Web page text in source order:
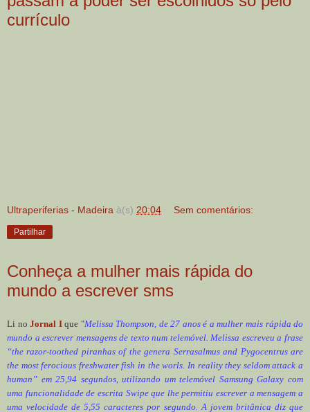
currículo
Ultraperiferias - Madeira à(s) 20:04 Sem comentários:
Partilhar
Conheça a mulher mais rápida do
mundo a escrever sms
Li noJornal Ique "Melissa Thompson, de 27 anos é a mulher mais rápida do
mundo a escrever mensagens de texto num telemóvel. Melissa escreveu a frase
“the razor-toothed piranhas of the genera Serrasalmus and Pygocentrus are
the most ferocious freshwater fish in the worls. In reality they seldom attack a
human” em 25,94 segundos, utilizando um telemóvel Samsung Galaxy com
uma funcionalidade de escrita Swipe que lhe permitiu escrever a mensagem a
uma velocidade de 5,55 caracteres por segundo. A jovem britânica diz que